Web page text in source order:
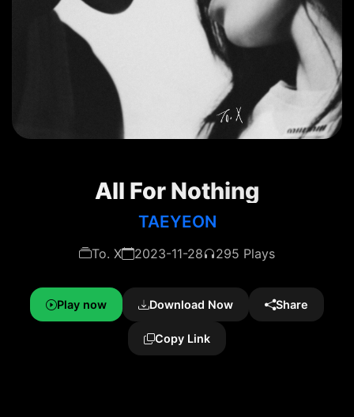
All For Nothing
TAEYEON
To. X 2023-11-28 295 Plays
Play now Download Now Share
Copy Link